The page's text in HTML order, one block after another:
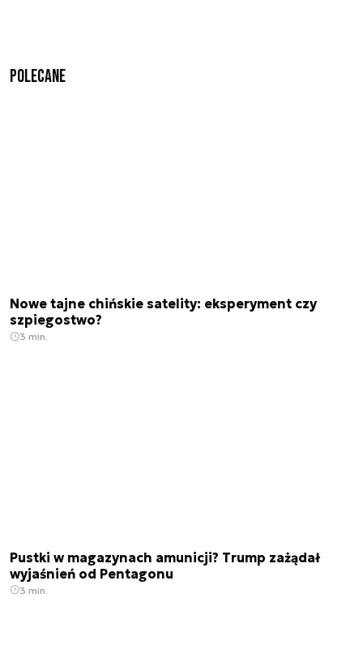
Polecane
Nowe tajne chińskie satelity: eksperyment czy
szpiegostwo?
3 min.
Pustki w magazynach amunicji? Trump zażądał
wyjaśnień od Pentagonu
3 min.